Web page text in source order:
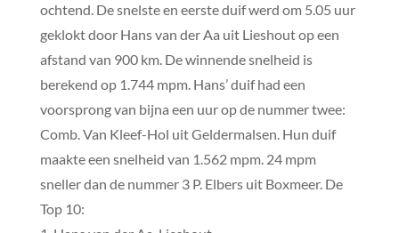
ochtend. De snelste en eerste duif werd om 5.05 uur
geklokt door Hans van der Aa uit Lieshout op een
afstand van 900 km. De winnende snelheid is
berekend op 1.744 mpm. Hans’ duif had een
voorsprong van bijna een uur op de nummer twee:
Comb. Van Kleef-Hol uit Geldermalsen. Hun duif
maakte een snelheid van 1.562 mpm. 24 mpm
sneller dan de nummer 3 P. Elbers uit Boxmeer. De
Top 10: